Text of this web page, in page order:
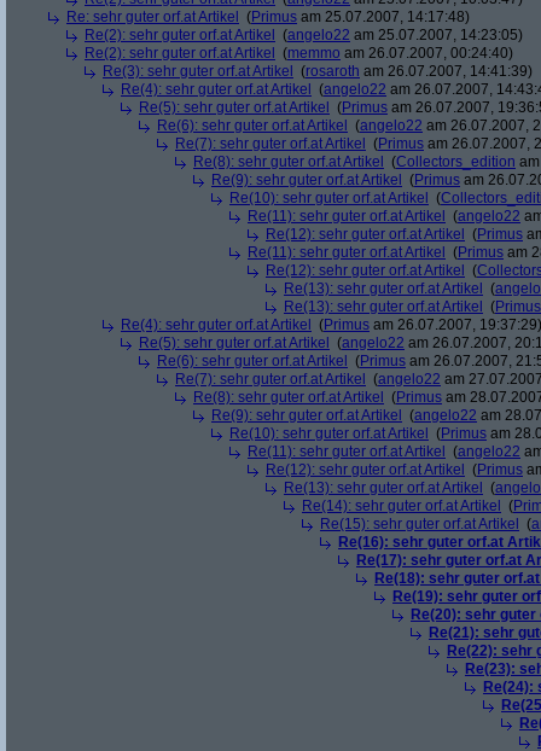
Re: sehr guter orf.at Artikel
(Primus am 25.07.2007, 14:17:48)
Re(2): sehr guter orf.at Artikel
(angelo22 am 25.07.2007, 14:23:05)
Re(2): sehr guter orf.at Artikel
(memmo am 26.07.2007, 00:24:40)
Re(3): sehr guter orf.at Artikel
(rosaroth am 26.07.2007, 14:41:39)
Re(4): sehr guter orf.at Artikel
(angelo22 am 26.07.2007,
Re(5): sehr guter orf.at Artikel
(Primus am 26.07.2007,
Re(6): sehr guter orf.at Artikel
(angelo22 am 26.07.2007,
Re(7): sehr guter orf.at Artikel
(Primus am 26.07.2007,
Re(8): sehr guter orf.at Artikel
(Collectors_edition
Re(9): sehr guter orf.at Artikel
(Primus am
Re(10): sehr guter orf.at Artikel
(
Re(11): sehr guter orf.at Artikel
(angelo22
Re(12): sehr guter orf.at Artikel
(Primus
Re(11): sehr guter orf.at Artikel
(Primus am
Re(12): sehr guter orf.at Artikel
(
Re(13): sehr guter orf.at Artikel
(
Re(13): sehr guter orf.at Artikel
(Primus
Re(4): sehr guter orf.at Artikel
(Primus am 26.07.2007, 19:37:29)
Re(5): sehr guter orf.at Artikel
(angelo22 am 26.07.2007,
Re(6): sehr guter orf.at Artikel
(Primus am 26.07.2007,
Re(7): sehr guter orf.at Artikel
(angelo22 am
Re(8): sehr guter orf.at Artikel
(Primus am
Re(9): sehr guter orf.at Artikel
(angelo22 am
Re(10): sehr guter orf.at Artikel
(Primus am
Re(11): sehr guter orf.at Artikel
(angelo22
Re(12): sehr guter orf.at Artikel
(Primus
Re(13): sehr guter orf.at Artikel
(
Re(14): sehr guter orf.at Artikel
(
Re(15): sehr guter orf.at Artikel
(
Re(16): sehr guter orf.at
Re(17): sehr guter orf.at
Re(18): sehr guter
Re(19): sehr guter
Re(20): sehr
Re(21): sehr
Re(22): sehr
Re(23):
Re(24):